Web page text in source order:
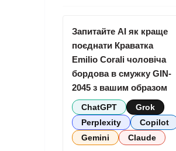
Запитайте AI як краще
поєднати Краватка
Emilio Corali чоловіча
бордова в смужку GIN-
2045 з вашим образом
ChatGPT
Grok
Perplexity
Copilot
Gemini
Claude